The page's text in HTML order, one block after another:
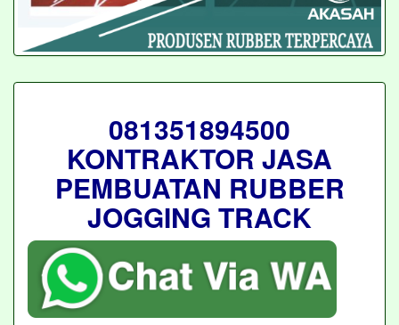
081351894500
KONTRAKTOR JASA
PEMBUATAN RUBBER
JOGGING TRACK